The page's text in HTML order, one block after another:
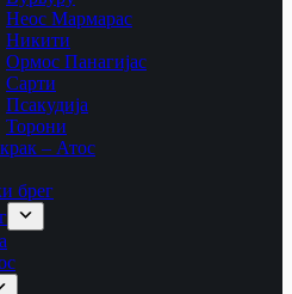
Неос Мармарас
Никити
Ормос Панагијас
Сарти
Псакудија
Торони
– Атос
брег